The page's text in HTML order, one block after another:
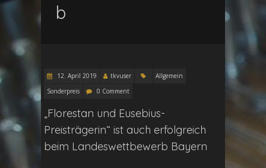
b
12. April 2019 tkvuser
Allgemein
Sonderpreis
0 Comment
„Florestan und Eusebius-
Preisträgerin“ ist auch erfolgreich
beim Landeswettbewerb Bayern